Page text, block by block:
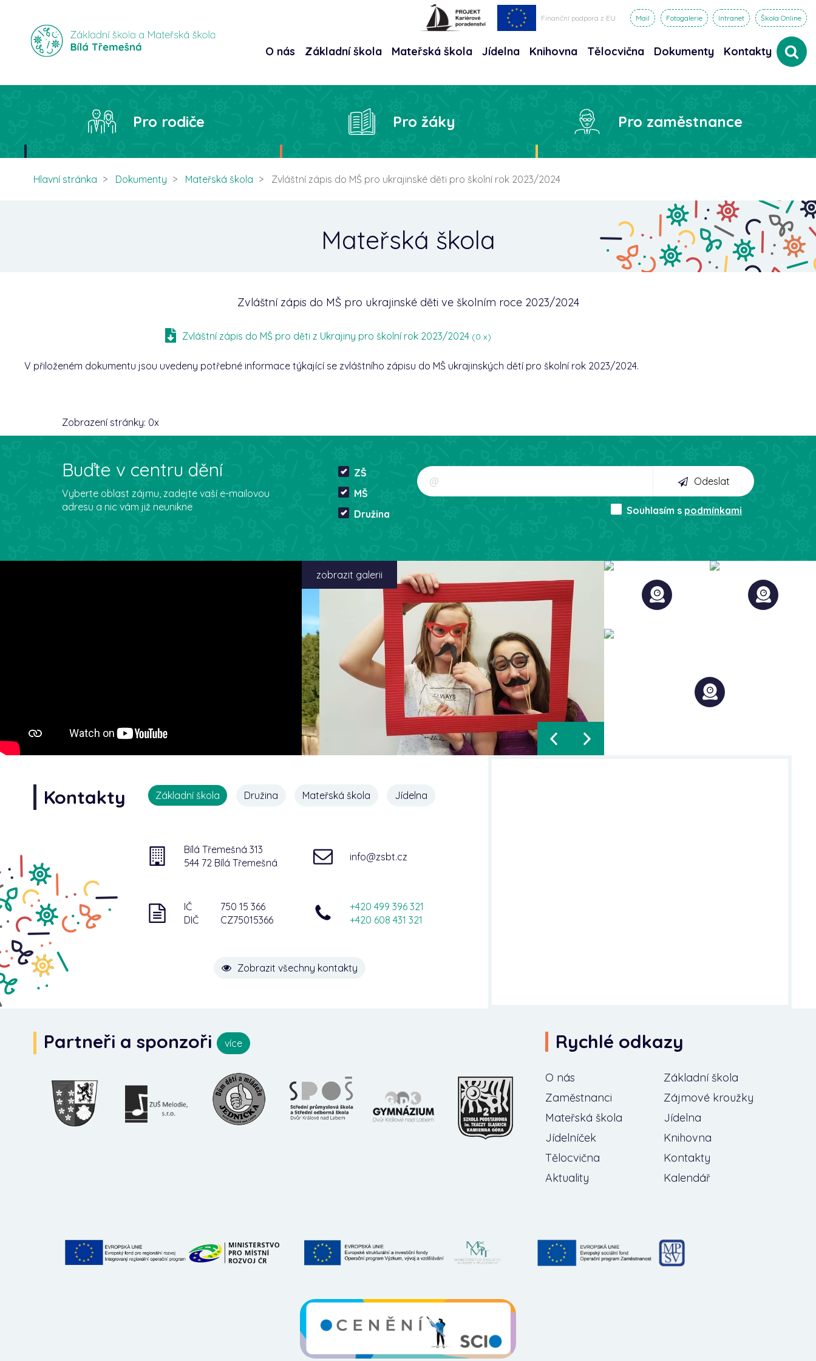
Finanční podpora z EU Mail Fotogalerie Intranet Škola Online
O nás Základní škola Mateřská škola Jídelna Knihovna Tělocvična Dokumenty Kontakty
Pro rodiče Pro žáky Pro zaměstnance
Hlavní stránka Dokumenty Mateřská škola Zvláštní zápis do MŠ pro ukrajinské děti pro školní rok 2023/2024
Mateřská škola
Zvláštní zápis do MŠ pro ukrajinské děti ve školním roce 2023/2024
Zvláštní zápis do MŠ pro děti z Ukrajiny pro školní rok 2023/2024 (0 x)
V přiloženém dokumentu jsou uvedeny potřebné informace týkající se zvláštního zápisu do MŠ ukrajinských dětí pro školní rok 2023/2024.
Zobrazení stránky: 0x
Buďte v centru dění
Vyberte oblast zájmu, zadejte vaší e-mailovou
adresu a nic vám již neunikne
ZŠ
MŠ
Družina
Odeslat
Souhlasím s podmínkami
zobrazit galerii
Kontakty Základní škola Družina Mateřská škola Jídelna
Bílá Třemešná 313
544 72 Bílá Třemešná
info@zsbt.cz
IČ
750 15 366
DIČ
CZ75015366
+420 499 396 321
+420 608 431 321
Zobrazit všechny kontakty
Partneři a sponzoři více Rychlé odkazy
O nás
Základní škola
Zaměstnanci
Zájmové kroužky
Mateřská škola
Jídelna
Jídelníček
Knihovna
Tělocvična
Kontakty
Aktuality
Kalendář